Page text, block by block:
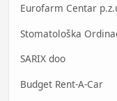
Eurofarm Centar
Stomatološka
SARIX doo
Budget Rent-A-Car